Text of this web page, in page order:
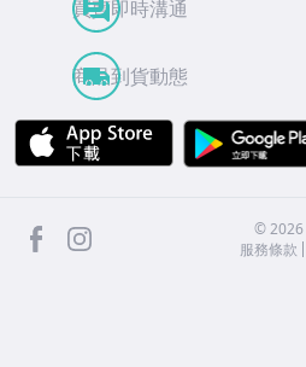
買賣即時溝通
商品到貨動態
APP Store
facebook ©2026
服務條款